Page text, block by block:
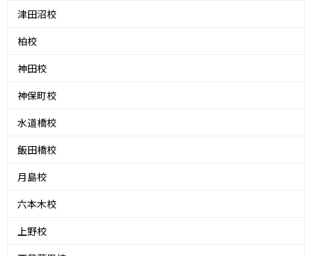
津田沼校
柏校
神田校
神保町校
水道橋校
飯田橋校
月島校
六本木校
上野校